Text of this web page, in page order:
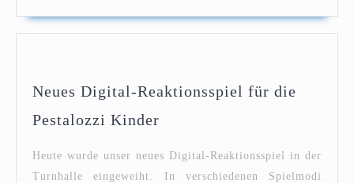
Neues Digital-Reaktionsspiel für die
Pestalozzi Kinder
Reaktionsspiel
für
Heute wurde unser neues Digital-Reaktionsspiel in der
Turnhalle eingeweiht. In verschiedenen Spielmodi